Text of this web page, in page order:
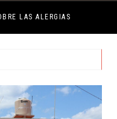
SERVICIOS PÚBLICOS